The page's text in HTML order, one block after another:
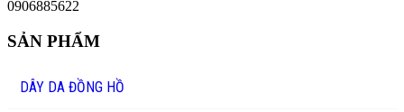
0906885622
SẢN PHẨM
DÂY DA ĐỒNG HỒ